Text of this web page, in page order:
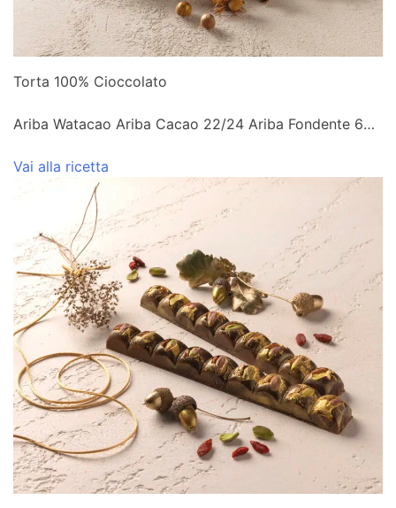
Torta 100% Cioccolato
Ariba Watacao Ariba Cacao 22/24 Ariba Fondente 60%
Vai alla ricetta